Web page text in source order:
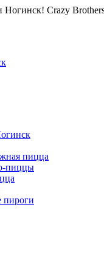
Ногинск! Crazy
пицца
пиццы
пироги